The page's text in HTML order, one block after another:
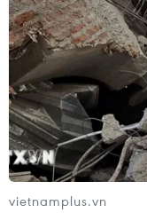
vietnamplus.vn